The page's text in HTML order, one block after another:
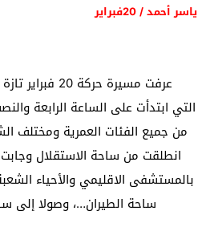
ياسر أحمد / 20فبراير
التي ابتدأت على الساعة الرابعة
من جميع الفئات العمرية ومختلف
انطلقت من ساحة الاستقلال وجابت
بالمستشفى الاقليمي والأحياء
ساحة الطيران…، وصولا إلى